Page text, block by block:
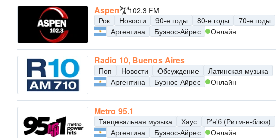
Aspen
102.3 FM
Рок
Новости 90-е годы 80-е годы
70-е годы
Аргентина
Буэнос-Айрес Онлайн
Radio 10, Buenos Aires
Поп Новости Обсуждение
Латинская музыка
Аргентина
Буэнос-Айрес Онлайн
Metro 95.1
Танцевальная музыка Хаус
Р'н'б (Ритм-н-блюз)
Аргентина
Буэнос-Айрес Онлайн